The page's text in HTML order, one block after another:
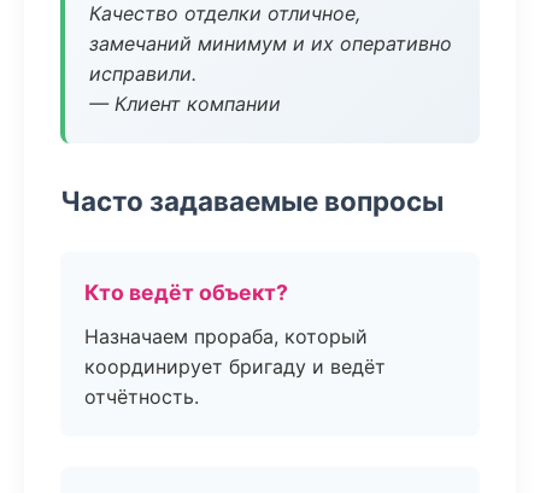
Качество отделки отличное,
замечаний минимум и их оперативно
исправили.
— Клиент компании
Часто задаваемые вопросы
Кто ведёт объект?
Назначаем прораба, который
координирует бригаду и ведёт
отчётность.